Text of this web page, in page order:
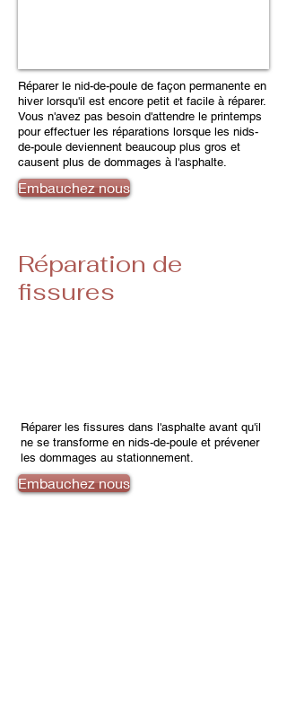
Réparer le nid-de-poule de façon permanente en
hiver lorsqu'il est encore petit et facile à réparer.
Vous n'avez pas besoin d'attendre le printemps
pour effectuer les réparations lorsque les nids-
de-poule deviennent beaucoup plus gros et
causent plus de dommages à l'asphalte.
Embauchez nous
Réparation de
fissures
Réparer les fissures dans l'asphalte avant qu'il
ne se transforme en nids-de-poule et prévener
les dommages au stationnement.
Embauchez nous